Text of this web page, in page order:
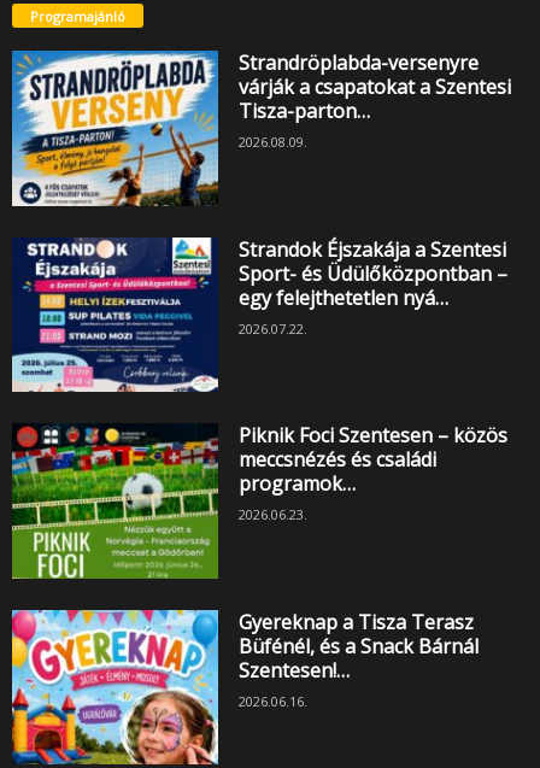
Programajánló
Strandröplabda-versenyre
várják a csapatokat a Szentesi
Tisza-parton…
2026.08.09.
Strandok Éjszakája a Szentesi
Sport- és Üdülőközpontban –
egy felejthetetlen nyá…
2026.07.22.
Piknik Foci Szentesen – közös
meccsnézés és családi
programok…
2026.06.23.
Gyereknap a Tisza Terasz
Büfénél, és a Snack Bárnál
Szentesen!…
2026.06.16.